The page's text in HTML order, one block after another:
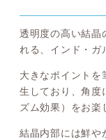
透明度の高い結晶
れる、インド・ガ
大きなポイントを
生しており、角度
ズム効果）をお楽
結晶内部には鮮や